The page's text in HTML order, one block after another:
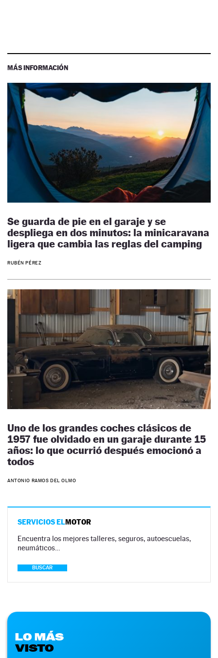
MÁS INFORMACIÓN
Se guarda de pie en el garaje y se
despliega en dos minutos: la minicaravana
ligera que cambia las reglas del camping
RUBÉN PÉREZ
Uno de los grandes coches clásicos de
1957 fue olvidado en un garaje durante 15
años: lo que ocurrió después emocionó a
todos
ANTONIO RAMOS DEL OLMO
SERVICIOS ELMOTOR
Encuentra los mejores talleres, seguros, autoescuelas,
neumáticos…
BUSCAR
LO MÁS
VISTO